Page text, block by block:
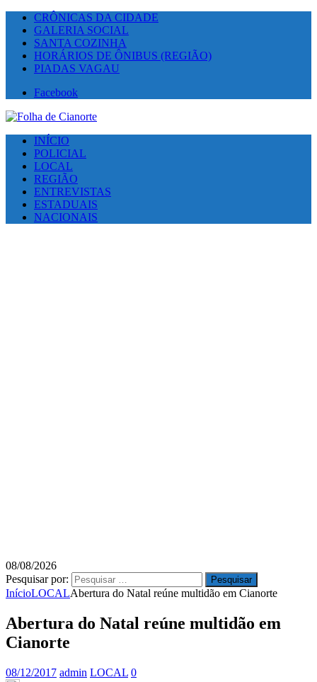
CRÔNICAS DA CIDADE
GALERIA SOCIAL
SANTA COZINHA
HORÁRIOS DE ÔNIBUS (REGIÃO)
PIADAS VAGAU
Facebook
INÍCIO
POLICIAL
LOCAL
REGIÃO
ENTREVISTAS
ESTADUAIS
NACIONAIS
08/08/2026
Pesquisar por:
InícioLOCALAbertura do Natal reúne multidão em Cianorte
Abertura do Natal reúne multidão em
Cianorte
08/12/2017 admin LOCAL 0